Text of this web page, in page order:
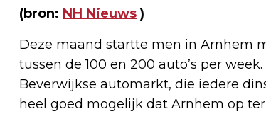
(bron: NH Nieuws )
Deze maand startte men in Arnhem
tussen de 100 en 200 auto’s per
Beverwijkse automarkt, die iedere
heel goed mogelijk dat Arnhem op